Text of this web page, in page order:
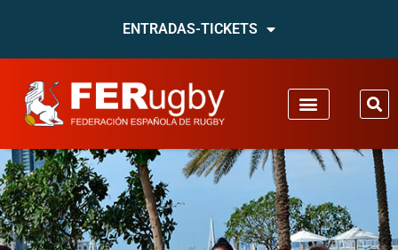
ENTRADAS-TICKETS